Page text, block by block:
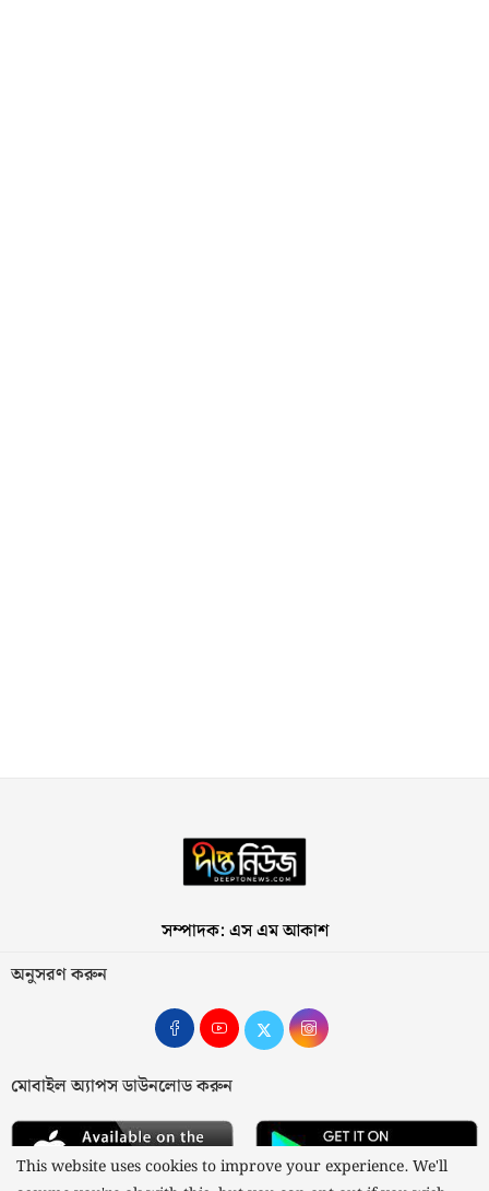
সম্পাদক: এস এম আকাশ
অনুসরণ করুন
মোবাইল অ্যাপস ডাউনলোড করুন
This website uses cookies to improve your experience. We'll